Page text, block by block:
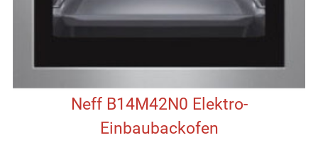
Neff B14M42N0 Elektro-
Einbaubackofen